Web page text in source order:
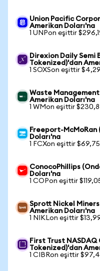
Union Pacific
Amerikan Doları'na
1 UNPon eşittir
Direxion Daily Semi
Tokenized)'dan
1 SOXSon eşittir $4,29
Waste
Amerikan Doları'na
1 WMon eşittir
Freeport-McMoRan
Doları'na
1 FCXon eşittir $69,75
ConocoPhillips
Doları'na
1 COPon eşittir
Sprott Nickel Miners
Amerikan Doları'na
1 NIKLon eşittir
First Trust
Tokenized)'dan
1 CIBRon eşittir